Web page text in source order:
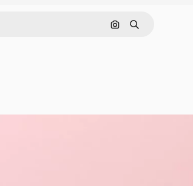
Cerca per immagine
Ricerca